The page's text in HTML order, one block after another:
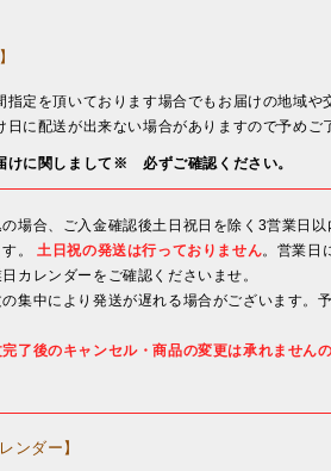
指定を頂いております場合でもお届けの地域や
日に配送が出来ない場合がありますので予めご
けに関しまして※ 必ずご確認ください。
場合、ご入金確認後土日祝日を除く3営業日以
す。土日祝の発送は行っておりません。営業日
カレンダーをご確認くださいませ。
集中により発送が遅れる場合がございます。
了後のキャンセル・商品の変更は承れません
ンダー】